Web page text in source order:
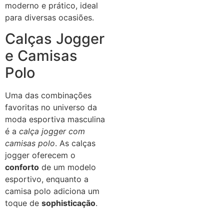
moderno e prático, ideal
para diversas ocasiões.
Calças Jogger
e Camisas
Polo
Uma das combinações
favoritas no universo da
moda esportiva masculina
é a calça jogger com
camisas polo. As calças
jogger oferecem o
conforto de um modelo
esportivo, enquanto a
camisa polo adiciona um
toque de sophisticação.